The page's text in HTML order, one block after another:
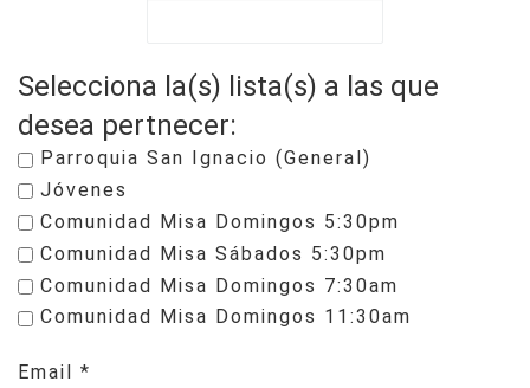
Selecciona la(s) lista(s) a las que
desea pertnecer:
Parroquia San Ignacio (General)
Jóvenes
Comunidad Misa Domingos 5:30pm
Comunidad Misa Sábados 5:30pm
Comunidad Misa Domingos 7:30am
Comunidad Misa Domingos 11:30am
Email *